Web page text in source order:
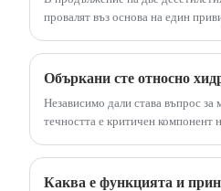
провалят въз основа на един
грешният избор тихо намалява
Независимо дали става въпрос
течността е критичен компонент
Следователно филтрирането
Каква е функцията и